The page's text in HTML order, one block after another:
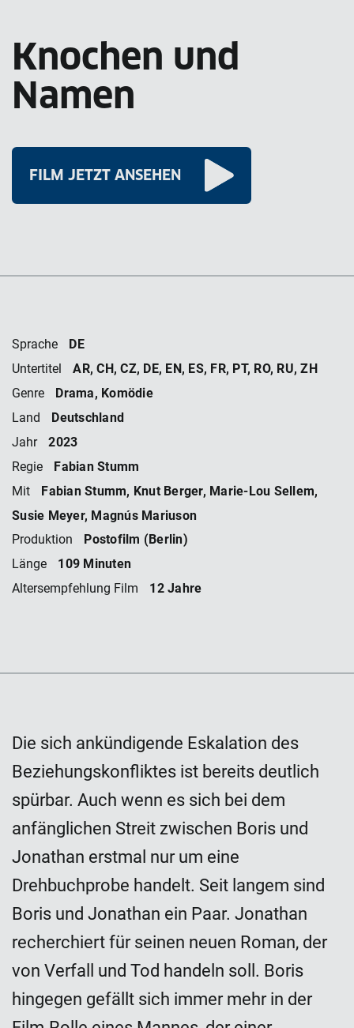
Knochen und
Namen
FILM JETZT ANSEHEN
Sprache DE
Untertitel AR, CH, CZ, DE, EN, ES, FR, PT, RO, RU, ZH
Genre Drama, Komödie
Land Deutschland
Jahr 2023
Regie Fabian Stumm
Mit
Fabian Stumm, Knut Berger, Marie-Lou Sellem,
Susie Meyer, Magnús Mariuson
Produktion Postofilm (Berlin)
Länge 109 Minuten
Altersempfehlung Film 12 Jahre
Die sich ankündigende Eskalation des
Beziehungskonfliktes ist bereits deutlich
spürbar. Auch wenn es sich bei dem
anfänglichen Streit zwischen Boris und
Jonathan erstmal nur um eine
Drehbuchprobe handelt. Seit langem sind
Boris und Jonathan ein Paar. Jonathan
recherchiert für seinen neuen Roman, der
von Verfall und Tod handeln soll. Boris
hingegen gefällt sich immer mehr in der